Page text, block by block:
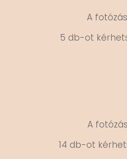
A
5 db-ot
A
14 db-ot